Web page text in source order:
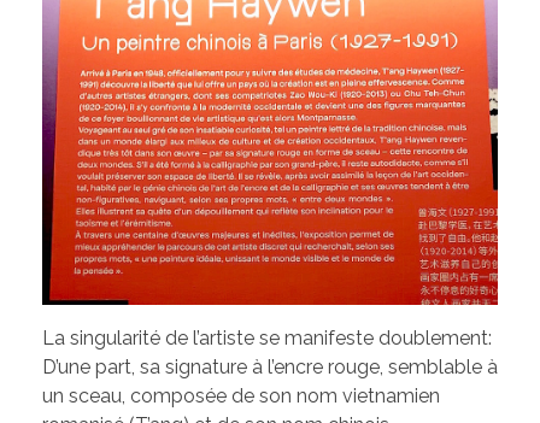
La singularité de l’artiste se manifeste doublement:
D’une part, sa signature à l’encre rouge, semblable à
un sceau, composée de son nom vietnamien